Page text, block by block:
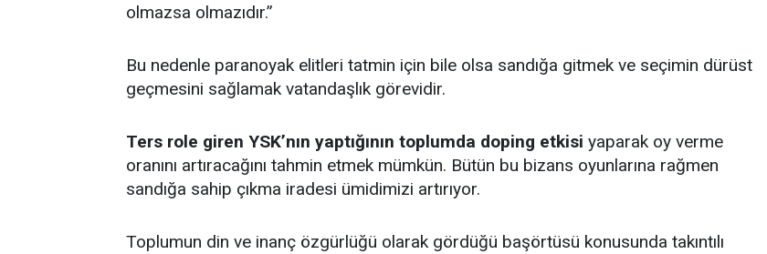
olmazsa olmazıdır.”
Bu nedenle paranoyak elitleri tatmin için bile olsa sandığa gitmek ve seçimin dürüst
geçmesini sağlamak vatandaşlık görevidir.
Ters role giren YSK’nın yaptığının toplumda doping etkisi yaparak oy verme
oranını artıracağını tahmin etmek mümkün. Bütün bu bizans oyunlarına rağmen
sandığa sahip çıkma iradesi ümidimizi artırıyor.
Toplumun din ve inanç özgürlüğü olarak gördüğü başörtüsü konusunda takıntılı